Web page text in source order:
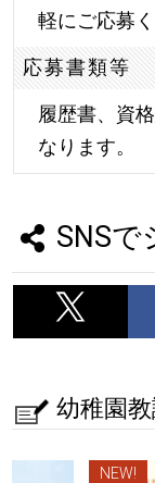
軽にご応募く
応募書類等
履歴書、資
なります。
SNSで
幼稚園
NEW!